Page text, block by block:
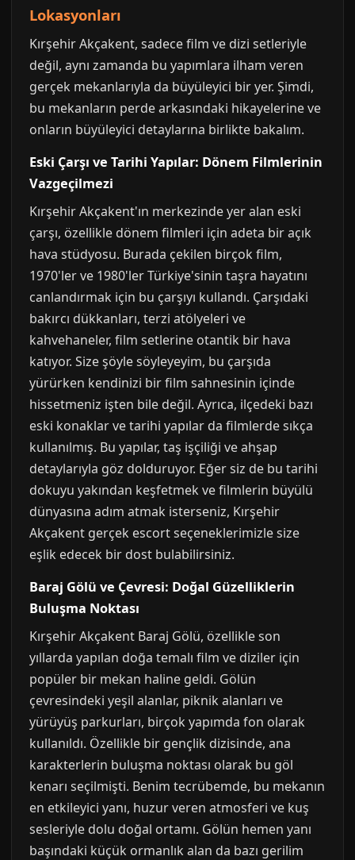
Lokasyonları
Kırşehir Akçakent, sadece film ve dizi setleriyle
değil, aynı zamanda bu yapımlara ilham veren
gerçek mekanlarıyla da büyüleyici bir yer. Şimdi,
bu mekanların perde arkasındaki hikayelerine ve
onların büyüleyici detaylarına birlikte bakalım.
Eski Çarşı ve Tarihi Yapılar: Dönem Filmlerinin
Vazgeçilmezi
Kırşehir Akçakent'ın merkezinde yer alan eski
çarşı, özellikle dönem filmleri için adeta bir açık
hava stüdyosu. Burada çekilen birçok film,
1970'ler ve 1980'ler Türkiye'sinin taşra hayatını
canlandırmak için bu çarşıyı kullandı. Çarşıdaki
bakırcı dükkanları, terzi atölyeleri ve
kahvehaneler, film setlerine otantik bir hava
katıyor. Size şöyle söyleyeyim, bu çarşıda
yürürken kendinizi bir film sahnesinin içinde
hissetmeniz işten bile değil. Ayrıca, ilçedeki bazı
eski konaklar ve tarihi yapılar da filmlerde sıkça
kullanılmış. Bu yapılar, taş işçiliği ve ahşap
detaylarıyla göz dolduruyor. Eğer siz de bu tarihi
dokuyu yakından keşfetmek ve filmlerin büyülü
dünyasına adım atmak isterseniz, Kırşehir
Akçakent gerçek escort seçeneklerimizle size
eşlik edecek bir dost bulabilirsiniz.
Baraj Gölü ve Çevresi: Doğal Güzelliklerin
Buluşma Noktası
Kırşehir Akçakent Baraj Gölü, özellikle son
yıllarda yapılan doğa temalı film ve diziler için
popüler bir mekan haline geldi. Gölün
çevresindeki yeşil alanlar, piknik alanları ve
yürüyüş parkurları, birçok yapımda fon olarak
kullanıldı. Özellikle bir gençlik dizisinde, ana
karakterlerin buluşma noktası olarak bu göl
kenarı seçilmişti. Benim tecrübemde, bu mekanın
en etkileyici yanı, huzur veren atmosferi ve kuş
sesleriyle dolu doğal ortamı. Gölün hemen yanı
başındaki küçük ormanlık alan da bazı gerilim